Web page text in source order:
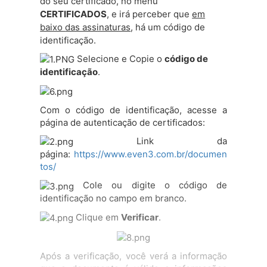
6) Meio Ambiente e Sustentabilidade;
7) Arquitetura e Construção Civil;
8) Inovação;
9) Informática;
O evento foi de forma remota,
YOUTUBE do
Campus: https://www.youtube.com/if
pbcampusjoaopessoae pelo Google
Meet.
Este ano, mantivemos a parceria com a
Pró-Reitoria de Pesquisa, Inovação e
Pós-Graduação (PRPIPG/IFPB), e a XVI
SECT/2021 foi realizada juntamente
com o 4° Simpósio de Pesquisa,
Inovação e Pós-Graduação do IFPB
(4°
SIMPIF).
CERTIFICADOS, e irá perceber queem
baixodas assinaturas, há um código de
identificação.
Selecione e Copie ocódigo de
identificação.
Com o código de identificação, acesse a
página de autenticação de certificados:
Link da
página: https://www.even3.com.br/documen
tos/
Cole ou digite o código de
identificação no campo em branco.
Clique emVerificar.
Após a verificação, você verá a informação